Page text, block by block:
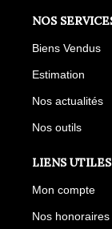
NOS
Biens Vendus
Estimation
Nos actualités
Nos outils
LIENS UTILES
Mon compte
Nos honoraires